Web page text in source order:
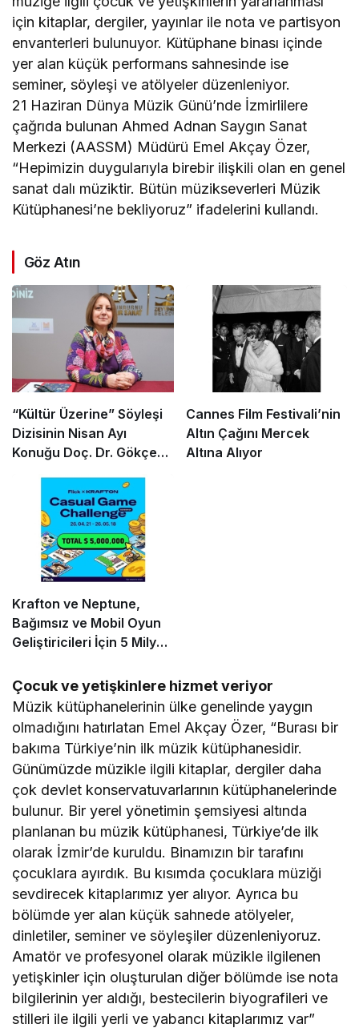
için kitaplar, dergiler, yayınlar ile nota ve partisyon
envanterleri bulunuyor. Kütüphane binası içinde
yer alan küçük performans sahnesinde ise
seminer, söyleşi ve atölyeler düzenleniyor.
21 Haziran Dünya Müzik Günü’nde İzmirlilere
çağrıda bulunan Ahmed Adnan Saygın Sanat
Merkezi (AASSM) Müdürü Emel Akçay Özer,
“Hepimizin duygularıyla birebir ilişkili olan en genel
sanat dalı müziktir. Bütün müzikseverleri Müzik
Kütüphanesi’ne bekliyoruz” ifadelerini kullandı.
Göz Atın
“Kültür Üzerine” Söyleşi
Dizisinin Nisan Ayı
Konuğu Doç. Dr. Gökçe
Cannes Film Festivali’nin
Altın Çağını Mercek
Altına Alıyor
Krafton ve Neptune,
Bağımsız ve Mobil Oyun
Geliştiricileri İçin 5 Milyon
Yarışmasını Başlattı
Çocuk ve yetişkinlere hizmet veriyor
Müzik kütüphanelerinin ülke genelinde yaygın
olmadığını hatırlatan Emel Akçay Özer, “Burası bir
bakıma Türkiye’nin ilk müzik kütüphanesidir.
Günümüzde müzikle ilgili kitaplar, dergiler daha
çok devlet konservatuvarlarının kütüphanelerinde
bulunur. Bir yerel yönetimin şemsiyesi altında
planlanan bu müzik kütüphanesi, Türkiye’de ilk
olarak İzmir’de kuruldu. Binamızın bir tarafını
çocuklara ayırdık. Bu kısımda çocuklara müziği
sevdirecek kitaplarımız yer alıyor. Ayrıca bu
bölümde yer alan küçük sahnede atölyeler,
dinletiler, seminer ve söyleşiler düzenleniyoruz.
Amatör ve profesyonel olarak müzikle ilgilenen
yetişkinler için oluşturulan diğer bölümde ise nota
bilgilerinin yer aldığı, bestecilerin biyografileri ve
stilleri ile ilgili yerli ve yabancı kitaplarımız var”